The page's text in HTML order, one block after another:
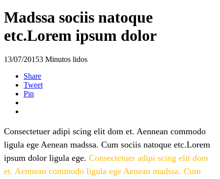
Madssa sociis natoque
etc.Lorem ipsum dolor
13/07/20153 Minutos lidos
Share
Tweet
Pin
Consectetuer adipi scing elit dom et. Aennean commodo
ligula ege Aenean madssa. Cum sociis natoque etc.Lorem
ipsum dolor ligula ege. Consectetuer adipi scing elit dom
et. Aennean commodo ligula ege Aenean madssa. Cum